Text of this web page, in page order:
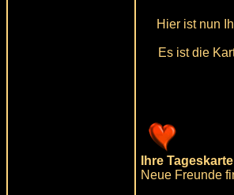
Hier ist nun
Es ist die
Ihre
Neue Freunde